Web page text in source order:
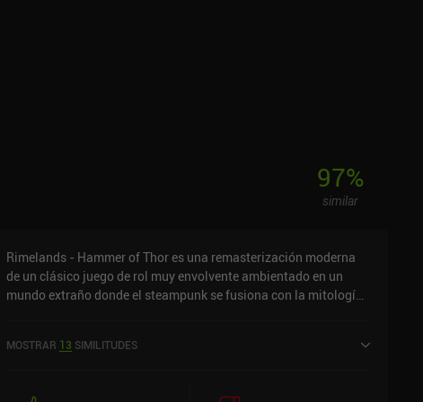
97%
similar
Rimelands - Hammer of Thor es una remasterización moderna
de un clásico juego de rol muy envolvente ambientado en un
mundo extraño donde el steampunk se fusiona con la mitología
investigar el asesinato de su familia en medio del caos de las
MOSTRAR 13 SIMILITUDES